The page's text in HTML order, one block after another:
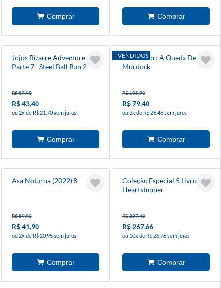
Jojos Bizarre Adventure -
Parte 7 - Steel Ball Run 2
R$ 57,90
R$ 43,40
ou 2x de R$ 21,70 sem juros
+VENDIDOS
Demolidor: A Queda De
Murdock
R$ 105,90
R$ 79,40
ou 3x de R$ 26,46 sem juros
Asa Noturna (2022) 8
R$ 59,90
R$ 41,90
ou 2x de R$ 20,95 sem juros
Coleção Especial 5 Livros -
Heartstopper
R$ 297,40
R$ 267,66
ou 10x de R$ 26,76 sem juros